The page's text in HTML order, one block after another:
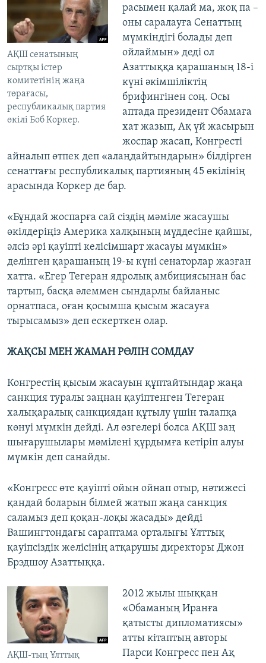
АҚШ сенатының
сыртқы істер
комитетінің жаңа
төрағасы,
республикалық партия
өкілі Боб Коркер.
расымен қалай ма, жоқ па –
оны саралауға Сенаттың
мүмкіндігі болады деп
ойлаймын» деді ол
Азаттыққа қарашаның 18-і
күні әкімшіліктің
брифингінен соң. Осы
аптада президент Обамаға
хат жазып, Ақ үй жасырын
жоспар жасап, Конгресті
айналып өтпек деп «алаңдайтындарын» білдірген
сенаттағы республикалық партияның 45 өкілінің
арасында Коркер де бар.
«Бұндай жоспарға сай сіздің мәміле жасаушы
өкілдеріңіз Америка халқының мүддесіне қайшы,
әлсіз әрі қауіпті келісімшарт жасауы мүмкін»
делінген қарашаның 19-ы күні сенаторлар жазған
хатта. «Егер Тегеран ядролық амбициясынан бас
тартып, басқа әлеммен сындарлы байланыс
орнатпаса, оған қосымша қысым жасауға
тырысамыз» деп ескерткен олар.
ЖАҚСЫ МЕН ЖАМАН РӨЛІН СОМДАУ
Конгрестің қысым жасауын құптайтындар жаңа
санкция туралы заңнан қауіптенген Тегеран
халықаралық санкциядан құтылу үшін талапқа
көнуі мүмкін дейді. Ал өзгелері болса АҚШ заң
шығарушылары мәмілені құрдымға кетіріп алуы
мүмкін деп санайды.
«Конгресс өте қауіпті ойын ойнап отыр, нәтижесі
қандай боларын білмей жатып жаңа санкция
саламыз деп қоқан-лоқы жасады» дейді
Вашингтондағы сараптама орталығы Ұлттық
қауіпсіздік желісінің атқарушы директоры Джон
Брэдшоу Азаттыққа.
АҚШ-тың Ұлттық
2012 жылы шыққан
«Обаманың Иранға
қатысты дипломатиясы»
атты кітаптың авторы
Парси Конгресс пен Ақ